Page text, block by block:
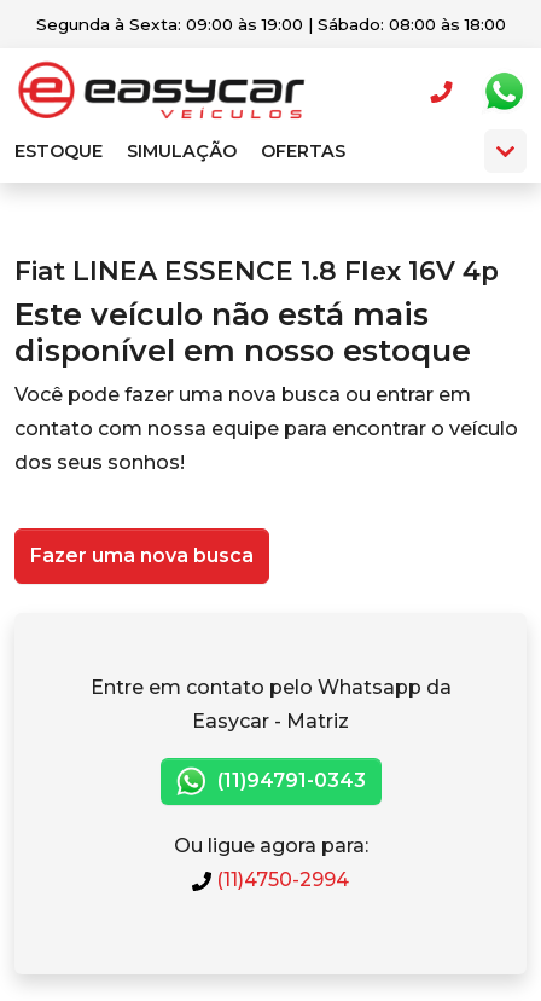
Segunda à Sexta: 09:00 às 19:00 | Sábado: 08:00 às 18:00
ESTOQUE SIMULAÇÃO OFERTAS
Fiat LINEA ESSENCE 1.8 Flex 16V 4p
Este veículo não está mais
disponível em nosso estoque
Você pode fazer uma nova busca ou entrar em
contato com nossa equipe para encontrar o veículo
dos seus sonhos!
Fazer uma nova busca
Entre em contato pelo Whatsapp da
Easycar - Matriz
(11)94791-0343
Ou ligue agora para:
(11)4750-2994